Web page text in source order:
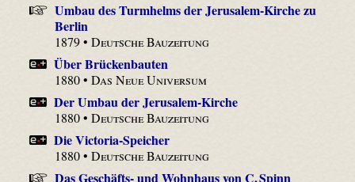
Umbau des Turmhelms der Jerusalem-Kirche zu
Berlin
1879 •Deutsche Bauzeitung
Über Brückenbauten
1880 •Das Neue Universum
Der Umbau der Jerusalem-Kirche
1880 •Deutsche Bauzeitung
Die Victoria-Speicher
1880 •Deutsche Bauzeitung
Das Geschäfts- und Wohnhaus von C. Spinn